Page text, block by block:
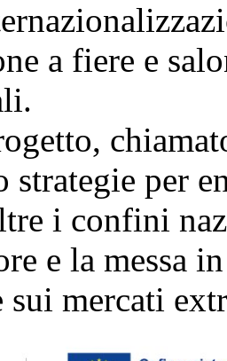
a fiere e
strategie per
i confini
e la messa
sui mercati